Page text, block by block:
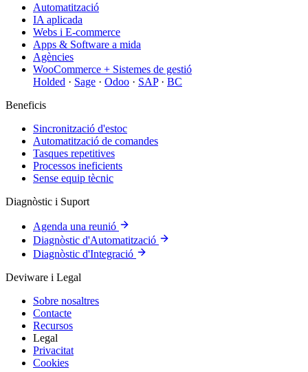
Automatització
IA aplicada
Webs i E-commerce
Apps & Software a mida
Agències
WooCommerce + Sistemes de gestió
Holded · Sage · Odoo · SAP · BC
Beneficis
Sincronització d'estoc
Automatització de comandes
Tasques repetitives
Processos ineficients
Sense equip tècnic
Diagnòstic i Suport
Agenda una reunió
Diagnòstic d'Automatització
Diagnòstic d'Integració
Deviware i Legal
Sobre nosaltres
Contacte
Recursos
Legal
Privacitat
Cookies